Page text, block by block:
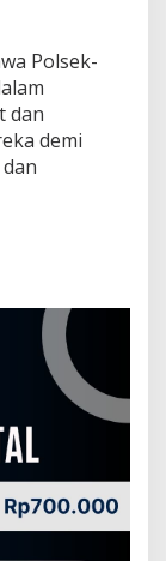
Polsek-
dan
demi